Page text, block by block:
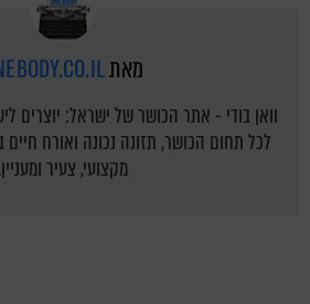
מאת
וואן בודי - אתר הכושר של ישראל: יוצרים
לכל תחום הכושר, תזונה נכונה ואורח חיים
מקצועי, צעיר ומעניין.